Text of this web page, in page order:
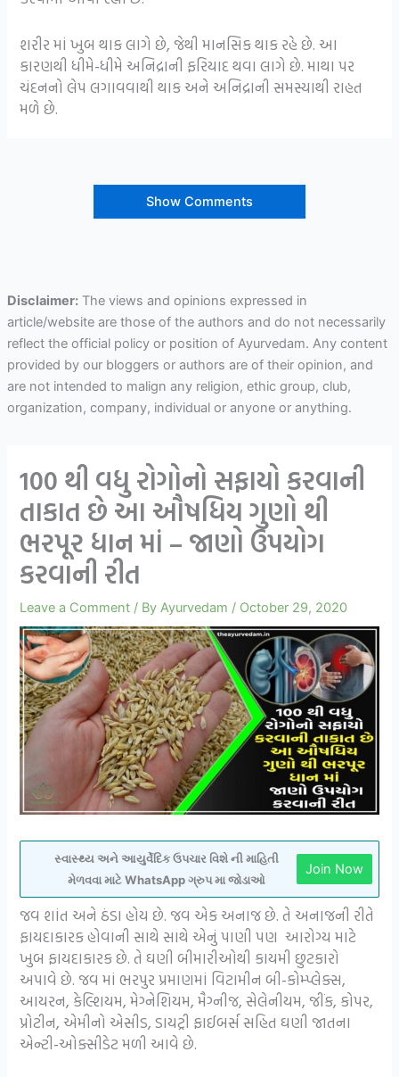
શરીર માં ખુબ થાક લાગે છે, જેથી માનસિક થાક રહે છે. આ
કારણથી ધીમે-ધીમે અનિદ્રાની ફરિયાદ થવા લાગે છે. માથા પર
ચંદનનો લેપ લગાવવાથી થાક અને અનિદ્રાની સમસ્યાથી રાહત
મળે છે.
Show Comments
Disclaimer:The views and opinions expressed in
article/website are those of the authors and do not necessarily
reflect the official policy or position of Ayurvedam. Any content
provided by our bloggers or authors are of their opinion, and
are not intended to malign any religion, ethic group, club,
organization, company, individual or anyone or anything.
100 થી વધુ રોગોનો સફાયો કરવાની
તાકાત છે આ ઔષધિય ગુણો થી
ભરપૂર ધાન માં – જાણો ઉપયોગ
કરવાની રીત
Leave a Comment / By Ayurvedam / October 29, 2020
સ્વાસ્થ્ય અને આયુર્વેદિક ઉપચાર વિશે ની માહિતી
મેળવવા માટે WhatsApp ગ્રુપ મા જોડાઓ
Join Now
જવ શાંત અને ઠંડા હોય છે. જવ એક અનાજ છે. તે અનાજની રીતે
ફાયદાકારક હોવાની સાથે સાથે એનું પાણી પણ આરોગ્ય માટે
ખુબ ફાયદાકારક છે. તે ઘણી બીમારીઓથી કાયમી છુટકારો
અપાવે છે. જવ માં ભરપુર પ્રમાણમાં વિટામીન બી-કોમ્પ્લેક્સ,
આયરન, કેલ્શિયમ, મેગ્નેશિયમ, મૈગ્નીજ, સેલેનીયમ, જીંક, કોપર,
પ્રોટીન, એમીનો એસીડ, ડાયટ્રી ફાઈબર્સ સહિત ઘણી જાતના
એન્ટી-ઓક્સીડેટ મળી આવે છે.